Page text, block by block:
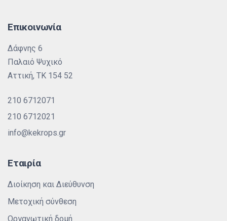
Επικοινωνία
Δάφνης 6
Παλαιό Ψυχικό
Αττική, ΤΚ 154 52
210 6712071
210 6712021
info@kekrops.gr
Εταιρία
Διοίκηση και Διεύθυνση
Μετοχική σύνθεση
Οργανωτική δομή